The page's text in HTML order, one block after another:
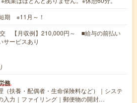
期 ※11月～！
【月収例】210,000円～ ■給与の前払い
サービスあり
務
（扶養・配偶者・生命保険料など）｜システ
入力｜ファイリング｜郵便物の開封…